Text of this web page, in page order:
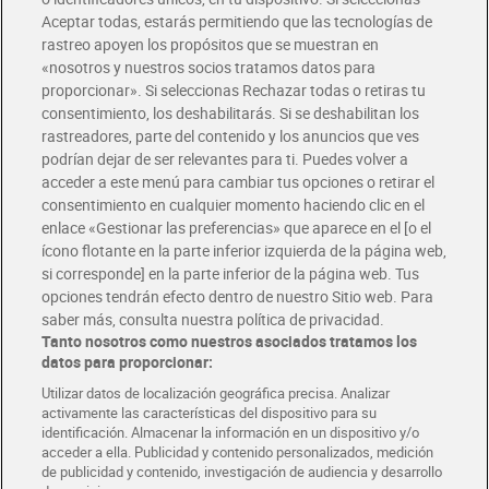
Envío estandar por 4,99€
Glovo y Uber Eats
Solicita tu factura de Glovo o Uber Eats
Únete al CLUB Dia
Disfruta las ventajas y ofertas exclusivas.
Descárgate la APP Dia
Folletos y Tiendas
Descubre las mejores ofertas y busca tu tienda más cercana
Tarjeta MaX Dia
Te devuelve hasta 8€/mes de tus compras.
¡Solicita tu tarjeta de crédito aquí!
COMER MEJOR CADA DIA
COLABORA CON DIA ABRE TU TIENDA DIA CORPORATE
Aceptar todas, estarás permitiendo que las tecnologías de
rastreo apoyen los propósitos que se muestran en
«nosotros y nuestros socios tratamos datos para
proporcionar». Si seleccionas Rechazar todas o retiras tu
consentimiento, los deshabilitarás. Si se deshabilitan los
rastreadores, parte del contenido y los anuncios que ves
podrían dejar de ser relevantes para ti. Puedes volver a
acceder a este menú para cambiar tus opciones o retirar el
consentimiento en cualquier momento haciendo clic en el
enlace «Gestionar las preferencias» que aparece en el [o el
ícono flotante en la parte inferior izquierda de la página web,
si corresponde] en la parte inferior de la página web. Tus
opciones tendrán efecto dentro de nuestro Sitio web. Para
saber más, consulta nuestra política de privacidad.
Tanto nosotros como nuestros asociados tratamos los
datos para proporcionar:
Utilizar datos de localización geográfica precisa. Analizar
activamente las características del dispositivo para su
identificación. Almacenar la información en un dispositivo y/o
acceder a ella. Publicidad y contenido personalizados, medición
de publicidad y contenido, investigación de audiencia y desarrollo